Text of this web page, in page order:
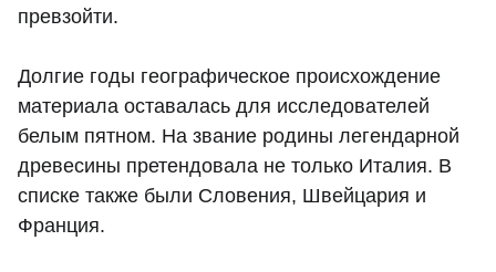
превзойти.
Долгие годы географическое происхождение
материала оставалась для исследователей
белым пятном. На звание родины легендарной
древесины претендовала не только Италия. В
списке также были Словения, Швейцария и
Франция.